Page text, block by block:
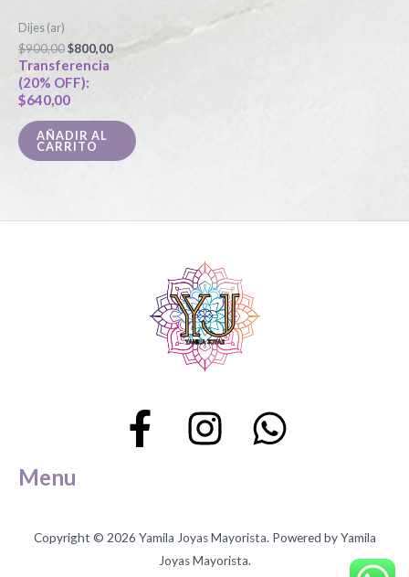
Dijes (ar)
$900,00$800,00
Transferencia
(20% OFF):
$640,00
AÑADIR AL
CARRITO
Menu
Copyright © 2026 Yamila Joyas Mayorista. Powered by Yamila
Joyas Mayorista.